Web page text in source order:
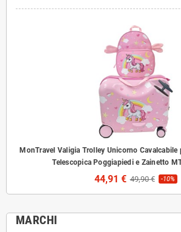
MonTravel Valigia Trolley Unicorno Cavalcabile
Telescopica Poggiapiedi e Zainetto
44,91 € 49,90 € -10%
MARCHI